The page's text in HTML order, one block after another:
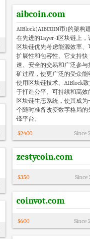
aibcoin.com
AIBlock(AIBCOIN币)的架构
在先进的Layer-1区块链上，
区块链优先考虑能源效率、
扩展性和包容性。它支持快
速、安全的交易和广泛参与
矿过程，使更广泛的受众能
使用区块链技术。AIBlock
于打造公平、可持续和高效
区块链生态系统，使其成为
个随时准备改变数字格局的
锋平台。
$2400 Since
zestycoin.com
$350 Since
coinvot.com
$600 Since